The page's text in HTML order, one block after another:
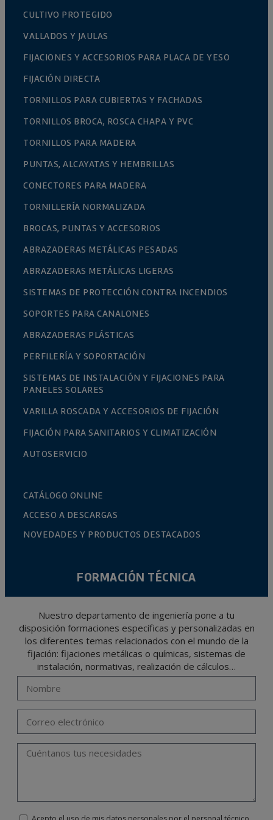
CULTIVO PROTEGIDO
VALLADOS Y JAULAS
FIJACIONES Y ACCESORIOS PARA PLACA DE YESO
FIJACIÓN DIRECTA
TORNILLOS PARA CUBIERTAS Y FACHADAS
TORNILLOS BROCA, ROSCA CHAPA Y PVC
TORNILLOS PARA MADERA
PUNTAS, ALCAYATAS Y HEMBRILLAS
CONECTORES PARA MADERA
TORNILLERÍA NORMALIZADA
BROCAS, PUNTAS Y ACCESORIOS
ABRAZADERAS METÁLICAS PESADAS
ABRAZADERAS METÁLICAS LIGERAS
SISTEMAS DE PROTECCIÓN CONTRA INCENDIOS
SOPORTES PARA CANALONES
ABRAZADERAS PLÁSTICAS
PERFILERÍA Y SOPORTACIÓN
SISTEMAS DE INSTALACIÓN Y FIJACIONES PARA
PANELES SOLARES
VARILLA ROSCADA Y ACCESORIOS DE FIJACIÓN
FIJACIÓN PARA SANITARIOS Y CLIMATIZACIÓN
AUTOSERVICIO
CATÁLOGO ONLINE
ACCESO A DESCARGAS
NOVEDADES Y PRODUCTOS DESTACADOS
FORMACIÓN TÉCNICA
Nuestro departamento de ingeniería pone a tu
disposición formaciones específicas y personalizadas en
los diferentes temas relacionados con el mundo de la
fijación: fijaciones metálicas o químicas, sistemas de
instalación, normativas, realización de cálculos…